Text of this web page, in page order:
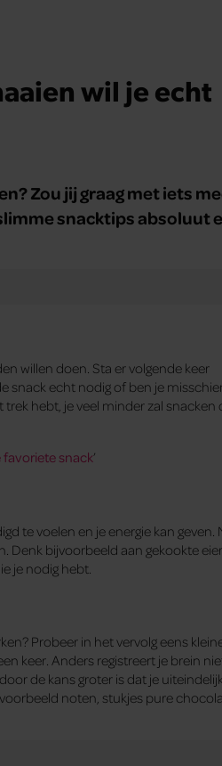
wil je echt
Zou jij graag met iets
snacktips absoluut
willen doen. Sta er volgende keer
snack echt nodig of ben je
hebt, je veel minder zal snacken
favoriete snack’
te voelen en je energie kan geven.
Denk bijvoorbeeld aan gekookte
je nodig hebt.
Probeer in het vervolg eens
keer. Anders registreert je brein
de kans groter is dat je
noten, stukjes pure